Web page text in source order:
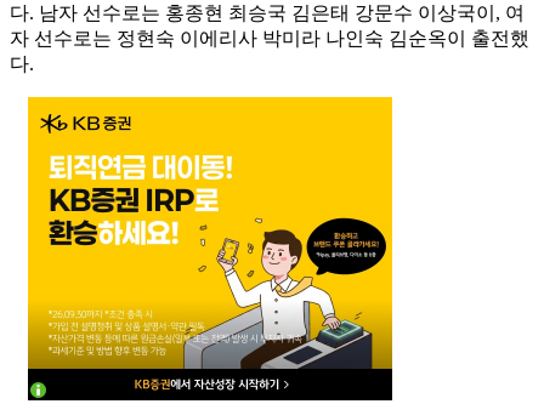
다. 남자 선수로는 홍종현 최승국 김은태 강문수 이상국이, 여
자 선수로는 정현숙 이에리사 박미라 나인숙 김순옥이 출전했
다.